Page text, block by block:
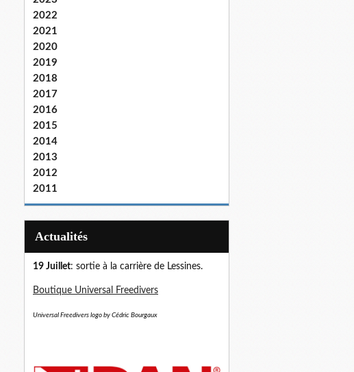
2022
2021
2020
2019
2018
2017
2016
2015
2014
2013
2012
2011
Actualités
19 Juillet: sortie à la carrière de Lessines.
Boutique Universal Freedivers
Universal Freedivers logo by Cédric Bourgaux